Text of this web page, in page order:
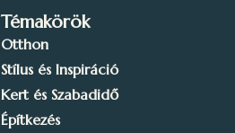
Témakörök
Otthon
Stílus és Inspiráció
Kert és Szabadidő
Építkezés